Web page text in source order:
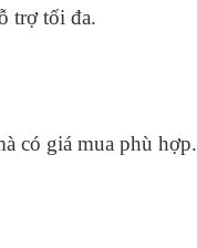
trợ tối đa.
có giá mua phù hợp.